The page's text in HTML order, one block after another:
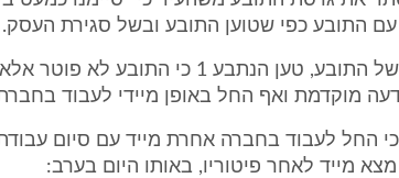
עם התובע כפי שטוען התובע ובשל סגירת העסק.
10. לעומת גרסתו זו של התובע, טען הנתבע 1
מוקדמת ואף החל באופן מיידי לעבוד
החל לעבוד בחברה אחרת מייד עם סיום
מייד לאחר פיטוריו, באותו היום בערב: